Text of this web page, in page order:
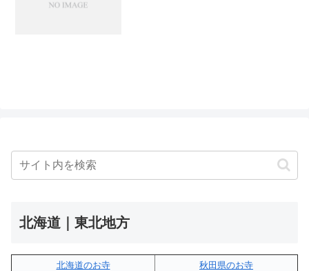
北海道｜東北地方
北海道のお寺
秋田県のお寺